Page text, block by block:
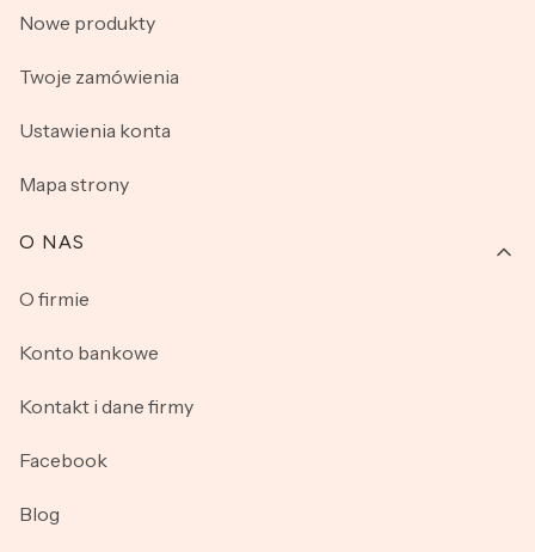
Nowe produkty
Twoje zamówienia
Ustawienia konta
Mapa strony
O NAS
O firmie
Konto bankowe
Kontakt i dane firmy
Facebook
Blog